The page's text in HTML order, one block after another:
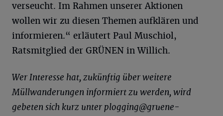
verseucht. Im Rahmen unserer Aktionen
wollen wir zu diesen Themen aufklären und
informieren.“ erläutert Paul Muschiol,
Ratsmitglied der GRÜNEN in Willich.
Wer Interesse hat, zukünftig über weitere
Müllwanderungen informiert zu werden, wird
gebeten sich kurz unter plogging@gruene-